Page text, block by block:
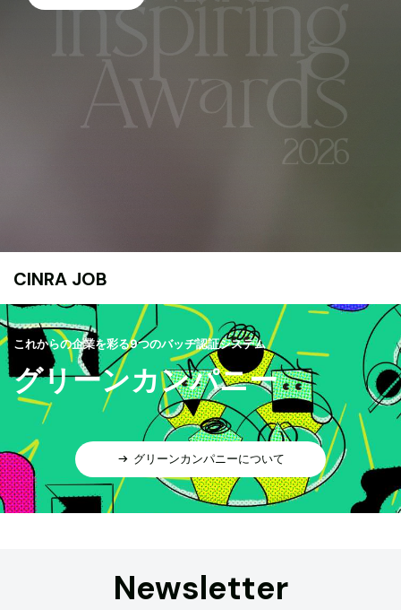
CINRA JOB
これからの企業を彩る9つのバッヂ認証システム
グリーンカンパニー
グリーンカンパニーについて
Newsletter